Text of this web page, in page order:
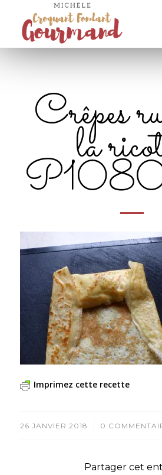
Crêpes
la
Imprimez cette recette
26 JANVIER 2018
/ 0 /
Partager cet